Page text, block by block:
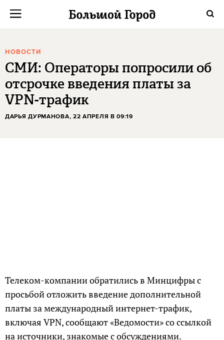
НОВОСТИ
СМИ: Операторы попросили об
отсрочке введения платы за
VPN-трафик
ДАРЬЯ ДУРМАНОВА, 22 АПРЕЛЯ В 09:19
Телеком-компании обратились в Минцифры с
просьбой отложить введение дополнительной
платы за международный интернет-трафик,
включая VPN, сообщают «Ведомости» со ссылкой
на источники, знакомые с обсуждениями.